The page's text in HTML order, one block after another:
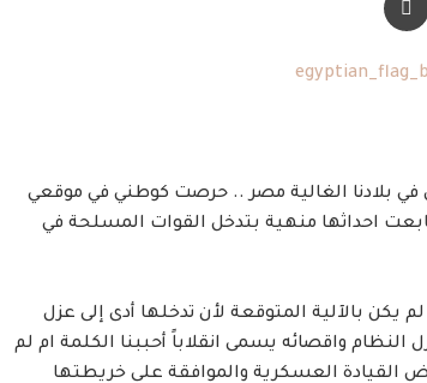
بلادنا الغالية مصر .. حرصت كوطني في موقعي
احداثها منهية بتدخل القوات المسلحة في
يكن بالآلية المتوقعة لأن تدخلها أدى إلى عزل
واقصائه يسمى انقلاباً أحببنا الكلمة ام لم
العسكرية والموافقة على خريطتها